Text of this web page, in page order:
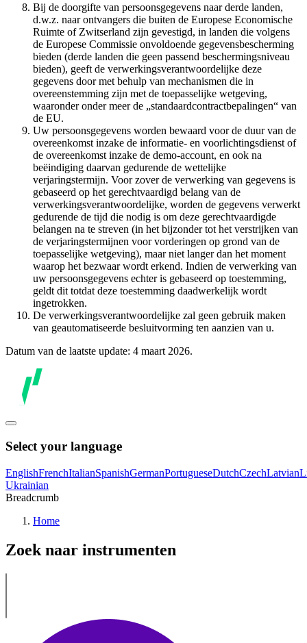
Bij de doorgifte van persoonsgegevens naar derde landen,
d.w.z. naar ontvangers die buiten de Europese Economische
Ruimte of Zwitserland zijn gevestigd, in landen die volgens
de Europese Commissie onvoldoende gegevensbescherming
bieden (derde landen die geen passend beschermingsniveau
bieden), geeft de verwerkingsverantwoordelijke deze
gegevens door met behulp van mechanismen die in
overeenstemming zijn met de toepasselijke wetgeving,
waaronder onder meer de „standaardcontractbepalingen“ van
de EU.
Uw persoonsgegevens worden bewaard voor de duur van de
overeenkomst inzake de informatie- en voorlichtingsdienst of
de overeenkomst inzake de demo-account, en ook na
beëindiging daarvan gedurende de wettelijke
verjaringstermijn. Voor zover de verwerking van gegevens is
gebaseerd op het gerechtvaardigd belang van de
verwerkingsverantwoordelijke, worden de gegevens verwerkt
gedurende de tijd die nodig is om deze gerechtvaardigde
belangen na te streven (in het bijzonder tot het verstrijken van
de verjaringstermijnen voor vorderingen op grond van de
toepasselijke wetgeving), maar niet langer dan het moment
waarop het bezwaar wordt erkend. Indien de verwerking van
uw persoonsgegevens echter is gebaseerd op toestemming,
geldt dit totdat deze toestemming daadwerkelijk wordt
ingetrokken.
De verwerkingsverantwoordelijke zal geen gebruik maken
van geautomatiseerde besluitvorming ten aanzien van u.
Datum van de laatste update: 4 maart 2026.
Select your language
EnglishFrenchItalianSpanishGermanPortugueseDutchCzechLatvian
Ukrainian
Breadcrumb
Home
Zoek naar instrumenten